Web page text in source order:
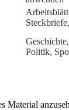
Politik,
Material